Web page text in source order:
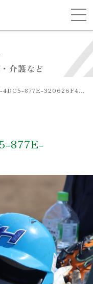
介護など
8F908C95-0CC7-4DC5-877E-320626F45974
877E-